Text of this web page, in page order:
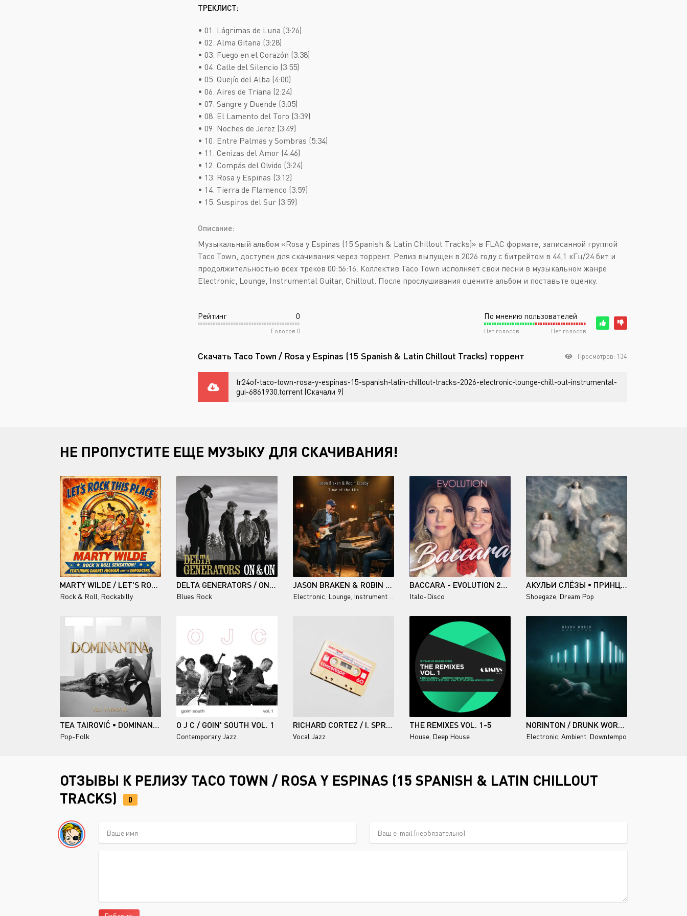
Doom Metal
Folk Metal
Gothic Metal
Groove Metal
Heavy Metal
Melodic Death Metal
ТРЕКЛИСТ:
• 01. Lágrimas de Luna (3:26)
• 02. Alma Gitana (3:28)
• 03. Fuego en el Corazón (3:38)
• 04. Calle del Silencio (3:55)
• 05. Quejío del Alba (4:00)
• 06. Aires de Triana (2:24)
• 07. Sangre y Duende (3:05)
• 08. El Lamento del Toro (3:39)
• 09. Noches de Jerez (3:49)
• 10. Entre Palmas y Sombras (5:34)
• 11. Cenizas del Amor (4:46)
• 12. Compás del Olvido (3:24)
• 13. Rosa y Espinas (3:12)
• 14. Tierra de Flamenco (3:59)
• 15. Suspiros del Sur (3:59)
Описание:
Музыкальный альбом «Rosa y Espinas (15 Spanish & Latin Chillout Tracks)» в FLAC формате, записанной группой
Taco Town, доступен для скачивания через торрент. Релиз выпущен в 2026 году с битрейтом в 44,1 кГц/24 бит и
продолжительностью всех треков 00:56:16. Коллектив Taco Town исполняет свои песни в музыкальном жанре
Electronic, Lounge, Instrumental Guitar, Chillout. После прослушивания оцените альбом и поставьте оценку.
Рейтинг 0
Голосов 0
По мнению пользователей
Нет голосов Нет голосов
Скачать Taco Town / Rosa y Espinas (15 Spanish & Latin Chillout Tracks) торрент Просмотров: 134
tr24of-taco-town-rosa-y-espinas-15-spanish-latin-chillout-tracks-2026-electronic-lounge-chill-out-instrumental-
gui-6861930.torrent (Скачали 9)
НЕ ПРОПУСТИТЕ ЕЩЕ МУЗЫКУ ДЛЯ СКАЧИВАНИЯ!
MARTY WILDE / LET'S ROCK THIS PLACE
Rock & Roll Rockabilly
DELTA GENERATORS / ON & ON
Blues Rock
JASON BRAKEN & ROBIN CROSBY / TIME OF THE LIFE
Electronic Lounge Instrumental Guitar ,Chillout
BACCARA - EVOLUTION 2025/2026
Italo-Disco
АКУЛЬИ СЛЁЗЫ • ПРИНЦЕССА БЕСПОРЯДКА
Shoegaze Dream Pop
TEA TAIROVIĆ • DOMINANTNA
Pop-Folk
O J C / GOIN' SOUTH VOL. 1
Contemporary Jazz
RICHARD CORTEZ / I. SPRING
Vocal Jazz
THE REMIXES VOL. 1-5
House Deep House
NORINTON / DRUNK WORLD
Electronic Ambient Downtempo
ОТЗЫВЫ К РЕЛИЗУ TACO TOWN / ROSA Y ESPINAS (15 SPANISH & LATIN CHILLOUT
TRACKS)
0